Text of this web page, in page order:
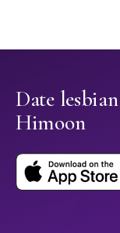
Date
Himoon